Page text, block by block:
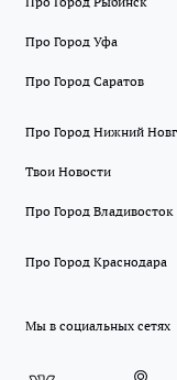
Про Город Уфа
Про Город Саратов
Про Город Нижний
Твои Новости
Про Город Владивосток
Про Город Краснодара
Мы в социальных сетях